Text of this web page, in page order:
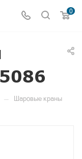
0
— Шаровые краны